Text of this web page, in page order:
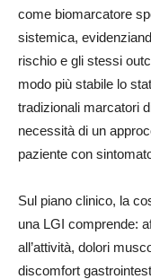
come biomarcatore
sistemica,
rischio e gli stessi
modo più stabile lo
tradizionali marcatori
necessità di un
paziente con
Sul piano clinico, la
una LGI comprende:
all’attività, dolori
discomfort